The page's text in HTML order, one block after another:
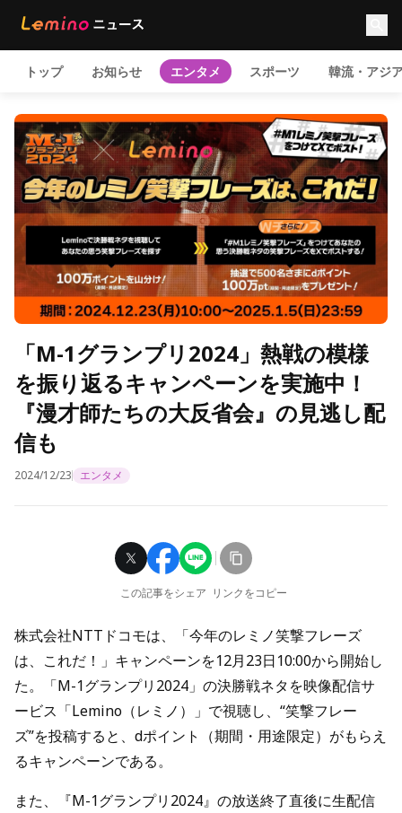
トップ お知らせ エンタメ スポーツ 韓流・アジ
「M-1グランプリ2024」熱戦の模様
を振り返るキャンペーンを実施中！
『漫才師たちの大反省会』の見逃し配
信も
2024/12/23 エンタメ
この記事をシェア リンクをコピー
株式会社NTTドコモは、「今年のレミノ笑撃フレーズ
は、これだ！」キャンペーンを12月23日10:00から開始し
た。「M-1グランプリ2024」の決勝戦ネタを映像配信サ
ービス「Lemino（レミノ）」 で視聴し、“笑撃フレー
ズ”を投稿すると、dポイント（期間・用途限定）がもらえ
るキャンペーンである。
また、『M-1グランプリ2024』の放送終了直後に生配信